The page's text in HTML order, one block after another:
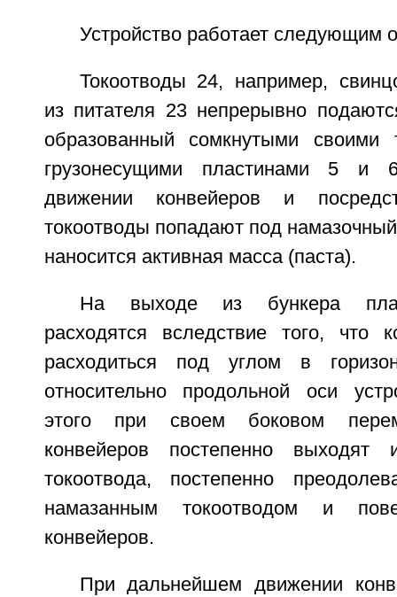
Устройство работает следующим
Токоотводы 24, например,
из питателя 23 непрерывно
образованный сомкнутыми своими
грузонесущими пластинами 5 и
движении конвейеров и
токоотводы попадают под
наносится активная масса (паста).
На выходе из бункера
расходятся вследствие того, что
расходиться под углом в
относительно продольной оси
этого при своем боковом
конвейеров постепенно выходят
токоотвода, постепенно
намазанным токоотводом и
конвейеров.
При дальнейшем движении